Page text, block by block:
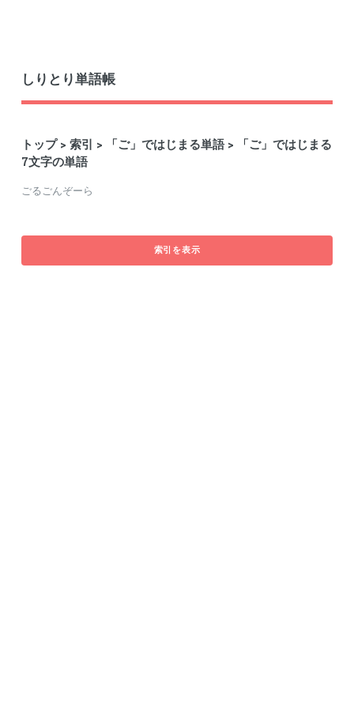
しりとり単語帳
トップ> 索引 > 「ご」ではじまる単語> 「ご」ではじまる
7文字の単語
ごるごんぞーら
索引を表示